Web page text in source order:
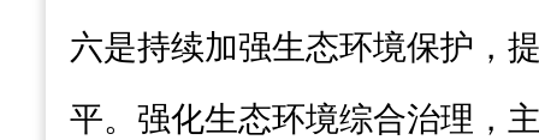
六是持续加强生态环境保护，
平。强化生态环境综合治理，